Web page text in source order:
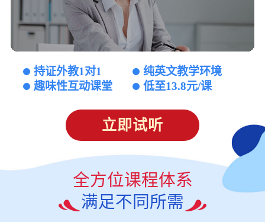
持证外教1对1
纯英文教学环境
趣味性互动课堂
低至13.8元/课
立即试听
全方位课程体系
满足不同所需